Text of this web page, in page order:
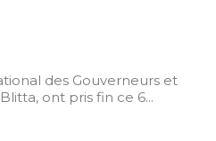
des Gouverneurs et
ont pris fin ce 6...